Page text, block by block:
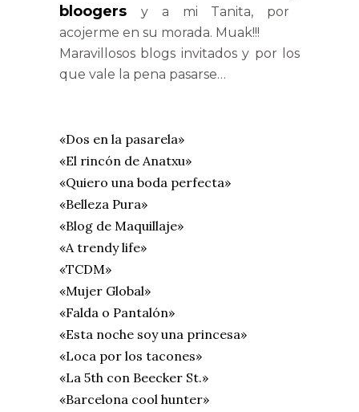
bloogers
y a mi Tanita, por
acojerme en su morada. Muak!!!
Maravillosos blogs invitados y por los
que vale la pena pasarse…
«Dos en la pasarela»
«El rincón de Anatxu»
«Quiero una boda perfecta»
«Belleza Pura»
«Blog de Maquillaje»
«A trendy life»
«TCDM»
«Mujer Global»
«Falda o Pantalón»
«Esta noche soy una princesa»
«Loca por los tacones»
«La 5th con Beecker St.»
«Barcelona cool hunter»